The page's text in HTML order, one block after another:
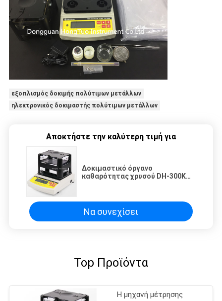
εξοπλισμός δοκιμής πολύτιμων μετάλλων
ηλεκτρονικός δοκιμαστής πολύτιμων μετάλλων
Αποκτήστε την καλύτερη τιμή για
Δοκιμαστικό όργανο
καθαρότητας χρυσού DH-300K
Να συνεχίσει
Top Προϊόντα
Η μηχανή μέτρησης